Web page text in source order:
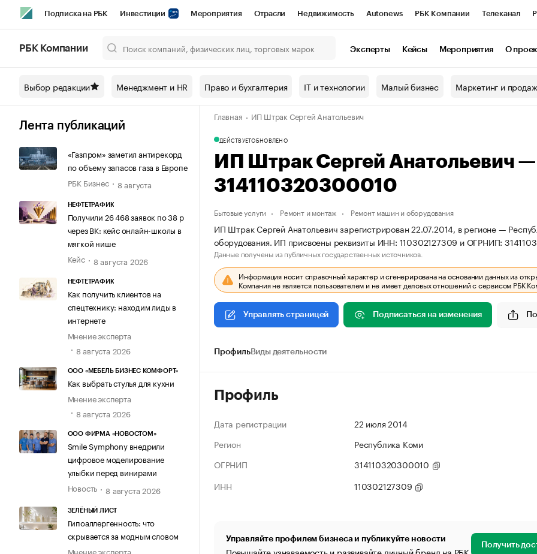
Подписка на РБК Инвестиции Мероприятия Отрасли Недвижимость Autonews РБК Компании Телеканал
Спецпроекты СПб Конференции СПб Спецпроекты Проверка контрагентов
Технологии и медиа Рынок наличной валюты
РБК Компании Эксперты Кейсы Мероприятия О
Выбор редакции Менеджмент и HR Право и бухгалтерия IT и технологии Малый бизнес Маркетинг и
Лента публикаций
«Газпром» заметил антирекорд
по объему запасов газа в Европе
РБК Бизнес
8 августа
НЕФТЕТРАФИК
Получили 26 468 заявок по 38 р
через ВК: кейс онлайн-школы в
мягкой нише
Кейс
8 августа 2026
НЕФТЕТРАФИК
Как получить клиентов на
спецтехнику: находим лиды в
интернете
Мнение эксперта
8 августа 2026
ООО «МЕБЕЛЬ БИЗНЕС КОМФОРТ»
Как выбрать стулья для кухни
Мнение эксперта
8 августа 2026
ООО ФИРМА «НОВОСТОМ»
Smile Symphony внедрили
цифровое моделирование
улыбки перед винирами
Новость
8 августа 2026
ЗЕЛЁНЫЙ ЛИСТ
Гипоаллергенность: что
скрывается за модным словом
Мнение эксперта
Главная ИП Штрак Сергей Анатольевич
ДЕЙСТВУЕТОБНОВЛЕНО
ИП Штрак Сергей Анатольевич
314110320300010
Бытовые услуги Ремонт и монтаж Ремонт машин и оборудования
ИП Штрак Сергей Анатольевич зарегистрирован 22.07.2014, в регионе —
оборудования. ИП присвоены реквизиты ИНН: 110302127309 и ОГРНИП:
Данные получены из публичных государственных источников.
Информация носит справочный характер и сгенерирована на основании данных из
Компания не является пользователем и не имеет деловых отношений с сервисом РБК
Управлять страницей Подписаться на изменения
ПрофильВиды деятельности
Профиль
Дата регистрации
22 июля 2014
Регион
Республика Коми
ОГРНИП
314110320300010
ИНН
110302127309
Управляйте профилем бизнеса и публикуйте новости
Получить